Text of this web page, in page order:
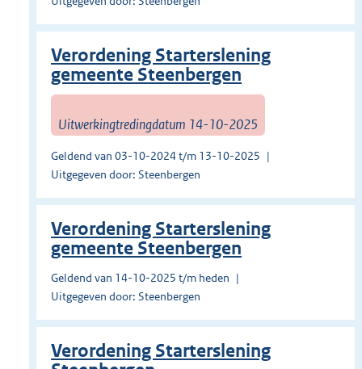
Verordening Starterslening
gemeente Steenbergen
Uitwerkingtredingdatum 14-10-2025
Geldend van 03-10-2024 t/m 13-10-2025
Uitgegeven door: Steenbergen
Verordening Starterslening
gemeente Steenbergen
Geldend van 14-10-2025 t/m heden
Uitgegeven door: Steenbergen
Verordening Starterslening